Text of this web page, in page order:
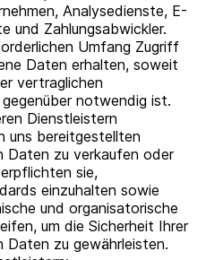
Analysedienste, E-
und Zahlungsabwickler.
Umfang Zugriff
Daten erhalten, soweit
vertraglichen
notwendig ist.
Dienstleistern
uns bereitgestellten
Daten zu verkaufen oder
sie,
einzuhalten sowie
und organisatorische
um die Sicherheit Ihrer
Daten zu gewährleisten.